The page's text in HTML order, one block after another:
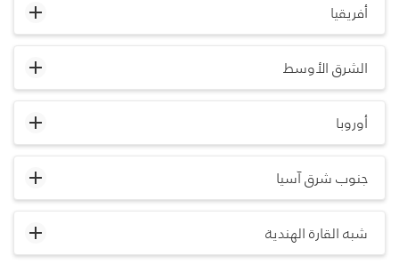
أفريقيا
الشرق الأوسط
أوروبا
جنوب شرق آسيا
شبه القارة الهندية